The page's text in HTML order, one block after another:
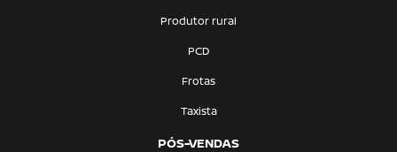
Produtor rural
PCD
Frotas
Taxista
PÓS-VENDAS